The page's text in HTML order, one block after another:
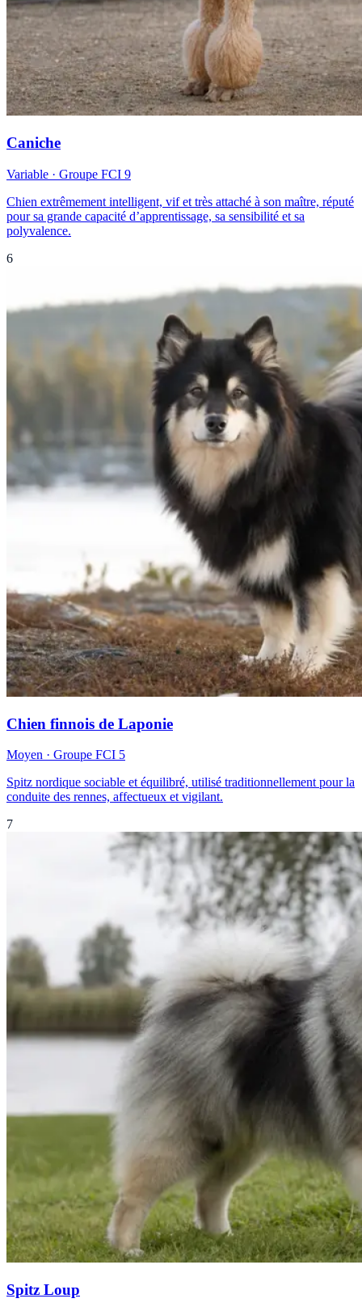
Caniche
Variable · Groupe FCI 9
Chien extrêmement intelligent, vif et très attaché à son maître, réputé
pour sa grande capacité d’apprentissage, sa sensibilité et sa
polyvalence.
6
Chien finnois de Laponie
Moyen · Groupe FCI 5
Spitz nordique sociable et équilibré, utilisé traditionnellement pour la
conduite des rennes, affectueux et vigilant.
7
Spitz Loup